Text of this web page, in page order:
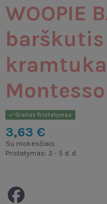
WOOPIE
Greitas Pristatymas
3,63 €
Su mokesčiais
Pristatymas: 2 - 5 d. d.